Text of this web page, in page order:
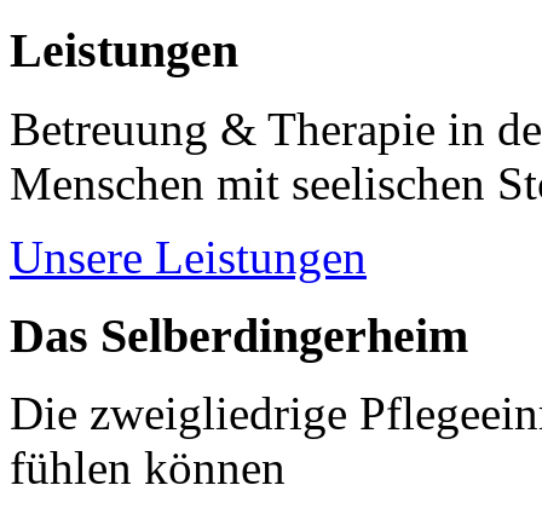
Leistungen
Betreuung & Therapie in
Menschen mit seelischen
Unsere Leistungen
Das Selberdingerheim
Die zweigliedrige
fühlen können